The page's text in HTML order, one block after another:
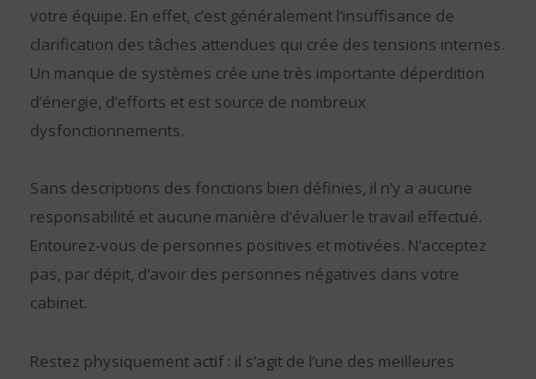
votre équipe. En effet, c’est généralement l’insuffisance de
clarification des tâches attendues qui crée des tensions internes.
Un manque de systèmes crée une très importante déperdition
d’énergie, d’efforts et est source de nombreux
dysfonctionnements.
Sans descriptions des fonctions bien définies, il n’y a aucune
responsabilité et aucune manière d’évaluer le travail effectué.
Entourez-vous de personnes positives et motivées. N’acceptez
pas, par dépit, d’avoir des personnes négatives dans votre
cabinet.
Restez physiquement actif : il s’agit de l’une des meilleures